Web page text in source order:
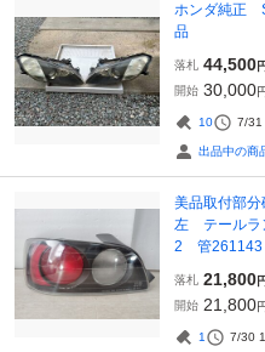
ホンダ純正
品
落札 44,500円
開始 30,000
10 7/31
出品中の商
美品取付部
左 テールラ
2 管261143
落札 21,800円
開始 21,800
1 7/30